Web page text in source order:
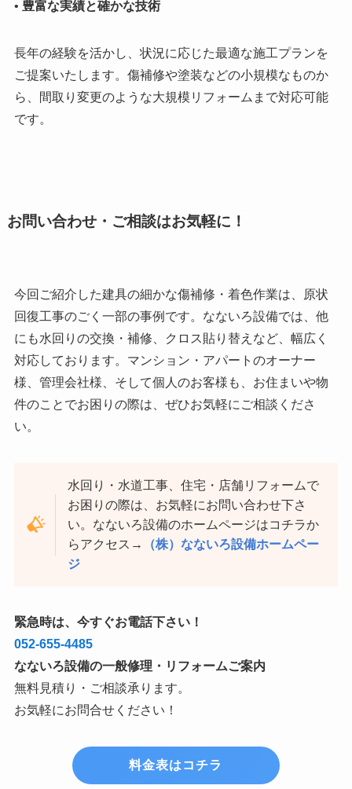
• 豊富な実績と確かな技術
長年の経験を活かし、状況に応じた最適な施工プランを
ご提案いたします。傷補修や塗装などの小規模なものか
ら、間取り変更のような大規模リフォームまで対応可能
です。
お問い合わせ・ご相談はお気軽に！
今回ご紹介した建具の細かな傷補修・着色作業は、原状
回復工事のごく一部の事例です。なないろ設備では、他
にも水回りの交換・補修、クロス貼り替えなど、幅広く
対応しております。マンション・アパートのオーナー
様、管理会社様、そして個人のお客様も、お住まいや物
件のことでお困りの際は、ぜひお気軽にご相談くださ
い。
水回り・水道工事、住宅・店舗リフォームで
お困りの際は、お気軽にお問い合わせ下さ
い。なないろ設備のホームページはコチラか
らアクセス→
（株）なないろ設備ホームペー
ジ
緊急時は、今すぐお電話下さい！
052-655-4485
なないろ設備の一般修理・リフォームご案内
無料見積り・ご相談承ります。
お気軽にお問合せください！
料金表はコチラ